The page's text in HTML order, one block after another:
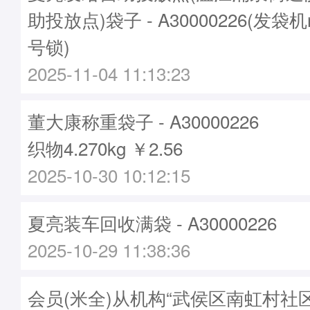
助投放点)袋子 - A30000226(发袋
号锁)
2025-11-04 11:13:23
董大康称重袋子 - A30000226
织物4.270kg ￥2.56
2025-10-30 10:12:15
夏亮装车回收满袋 - A30000226
2025-10-29 11:38:36
会员(米全)从机构“武侯区南虹村社